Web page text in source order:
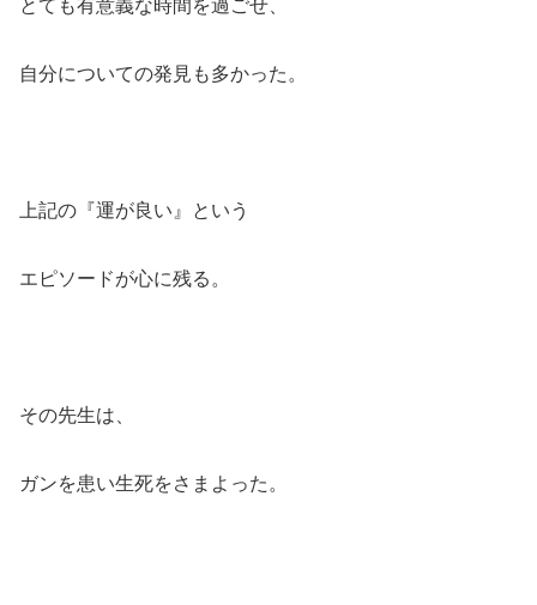
自分についての発見も多かった。
上記の『運が良い』という
エピソードが心に残る。
その先生は、
ガンを患い生死をさまよった。